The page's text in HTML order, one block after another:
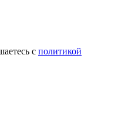
с политикой